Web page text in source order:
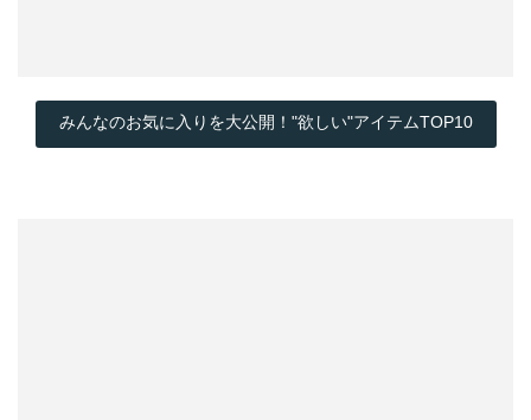
みんなのお気に入りを大公開！"欲しい"アイテムTOP10